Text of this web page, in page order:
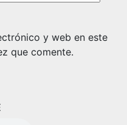
y web en este
que comente.